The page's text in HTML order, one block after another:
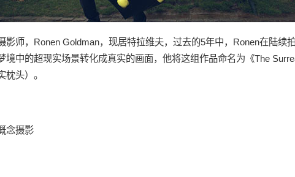
影师，Ronen Goldman，现居特拉维夫，过去的5年中，Ronen在陆续
境中的超现实场景转化成真实的画面，他将这组作品命名为《The
枕头）。
念摄影